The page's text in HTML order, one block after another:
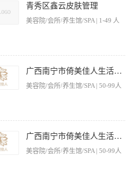
。 4、负责保管美容及按摩工具。 5、参加
熟悉美容产品和手法， 2、持有美容师证书
苦耐劳，爱岗敬业，良好的个人素质，较高
青秀区鑫云皮肤管理
美容院/会所/养生馆/SPA | 1-49 人
户肤质推荐个性化美容方案及产品； 3. 操
。 **任职要求：** 1. 近年有美容操作，手
）； 4. 服务意识强，沟通表达能力佳； 5.
广西南宁市倚美佳人生活美容有限责任公司
美容院/会所/养生馆/SPA | 50-99人
验课、沙龙、节日促销），配合完成月度
理效果，建立长期信任关系，促进老客转介
限，5年以上美业从业经验，其中至少2年美
广西南宁市倚美佳人生活美容有限责任公司
美容院/会所/养生馆/SPA | 50-99人